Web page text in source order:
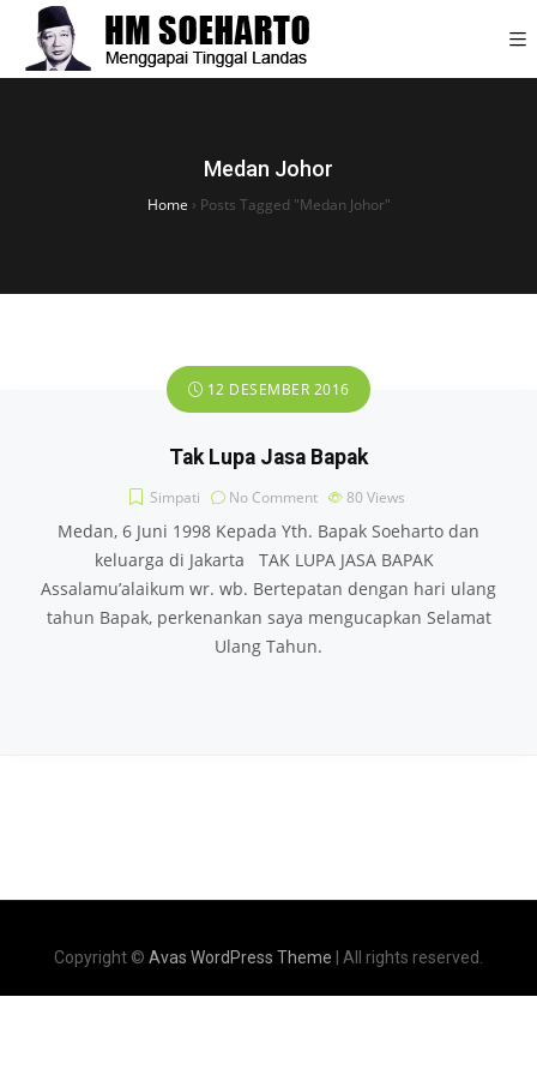
Medan Johor
Home › Posts Tagged "Medan Johor"
12 DESEMBER 2016
Tak Lupa Jasa Bapak
Simpati No Comment 80 Views
Medan, 6 Juni 1998 Kepada Yth. Bapak Soeharto dan
keluarga di Jakarta TAK LUPA JASA BAPAK
Assalamu’alaikum wr. wb. Bertepatan dengan hari ulang
tahun Bapak, perkenankan saya mengucapkan Selamat
Ulang Tahun.
Copyright © Avas WordPress Theme | All rights reserved.